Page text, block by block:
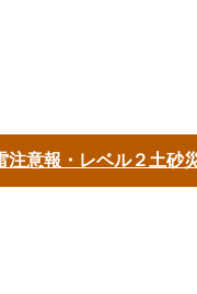
注意報・レベル２土砂